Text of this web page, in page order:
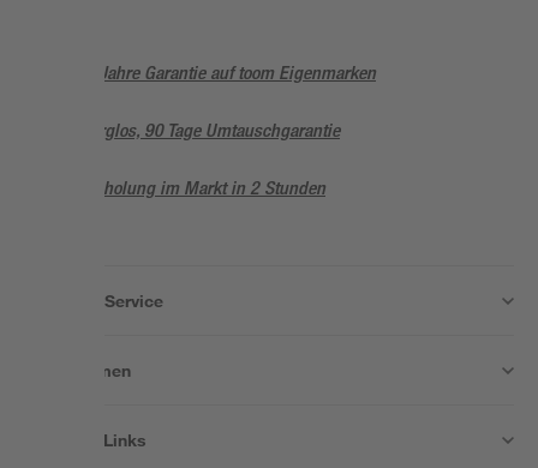
5 Jahre Garantie auf toom Eigenmarken
Sorglos, 90 Tage Umtauschgarantie
Abholung im Markt in 2 Stunden
Wissen & Service
Unternehmen
Nützliche Links